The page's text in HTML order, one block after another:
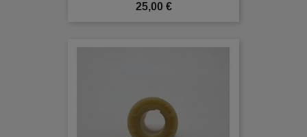
Prix
25,00 €